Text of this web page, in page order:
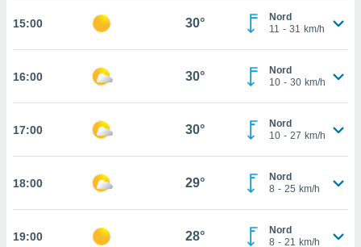
a piè
web.
cookie
15:00 30°
Nord
11 - 31 km/h
16:00 30°
Nord
10 - 30 km/h
17:00 30°
Nord
10 - 27 km/h
18:00 29°
Nord
8 - 25 km/h
19:00 28°
Nord
8 - 21 km/h